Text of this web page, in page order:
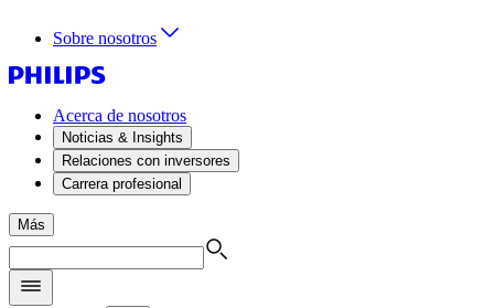
Sobre nosotros
Acerca de nosotros
Noticias & Insights
Relaciones con inversores
Carrera profesional
Más